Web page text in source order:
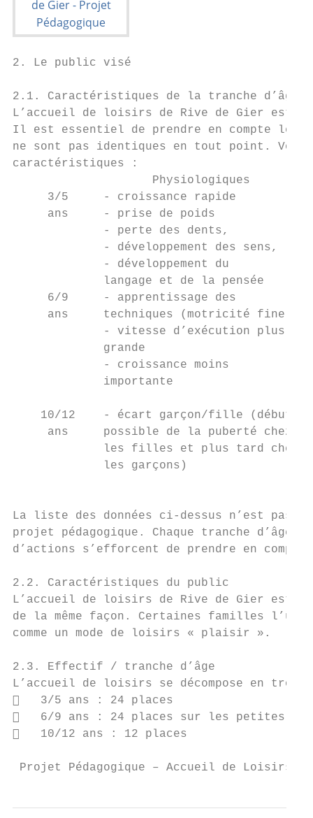
2. Le public visé
2.1. Caractéristiques de la tranche d’âge
L’accueil de loisirs de Rive de Gier est
Il est essentiel de prendre en compte les
ne sont pas identiques en tout point.
caractéristiques :
Physiologiques
3/5     - croissance rapide
ans     - prise de poids
- perte des dents,
- développement des sens,
- développement du
             langage et de la pensée
6/9     - apprentissage des
ans     techniques (motricité fine)
- vitesse d’exécution plus
grande
- croissance moins
importante
10/12    - écart garçon/fille (début
ans     possible de la puberté chez
les filles et plus tard chez
les garçons)
La liste des données ci-dessus n’est pas
projet pédagogique. Chaque tranche
d’actions s’efforcent de prendre en compte
2.2. Caractéristiques du public
L’accueil de loisirs de Rive de Gier est
de la même façon. Certaines familles
comme un mode de loisirs « plaisir ».
2.3. Effectif / tranche d’âge
L’accueil de loisirs se décompose en trois
   3/5 ans : 24 places
   6/9 ans : 24 places sur les petites
   10/12 ans : 12 places
Projet Pédagogique – Accueil de